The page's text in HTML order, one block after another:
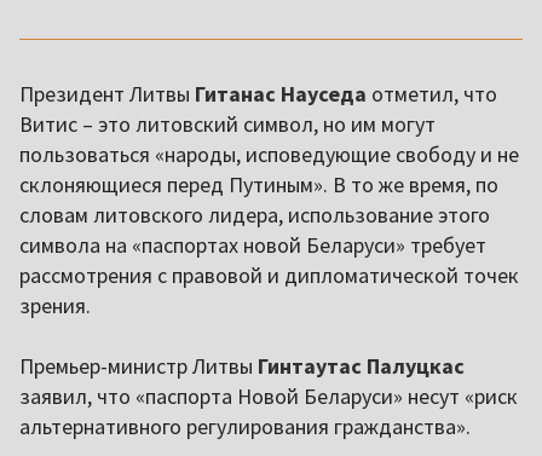
Президент Литвы Гитанас Науседа отметил, что
Витис – это литовский символ, но им могут
пользоваться «народы, исповедующие свободу и не
склоняющиеся перед Путиным». В то же время, по
словам литовского лидера, использование этого
символа на «паспортах новой Беларуси» требует
рассмотрения с правовой и дипломатической точек
зрения.
Премьер-министр Литвы Гинтаутас Палуцкас
заявил, что «паспорта Новой Беларуси» несут «риск
альтернативного регулирования гражданства».